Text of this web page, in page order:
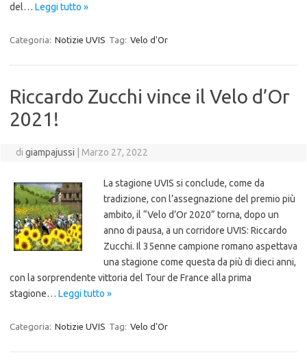
del… Leggi tutto »
Categoria: Notizie UVIS Tag: Velo d'Or
Riccardo Zucchi vince il Velo d’Or
2021!
di giampajussi Marzo 27, 2022
La stagione UVIS si conclude, come da
tradizione, con l’assegnazione del premio più
ambito, il “Velo d’Or 2020” torna, dopo un
anno di pausa, a un corridore UVIS: Riccardo
Zucchi. Il 35enne campione romano aspettava
una stagione come questa da più di dieci anni,
con la sorprendente vittoria del Tour de France alla prima
stagione… Leggi tutto »
Categoria: Notizie UVIS Tag: Velo d'Or